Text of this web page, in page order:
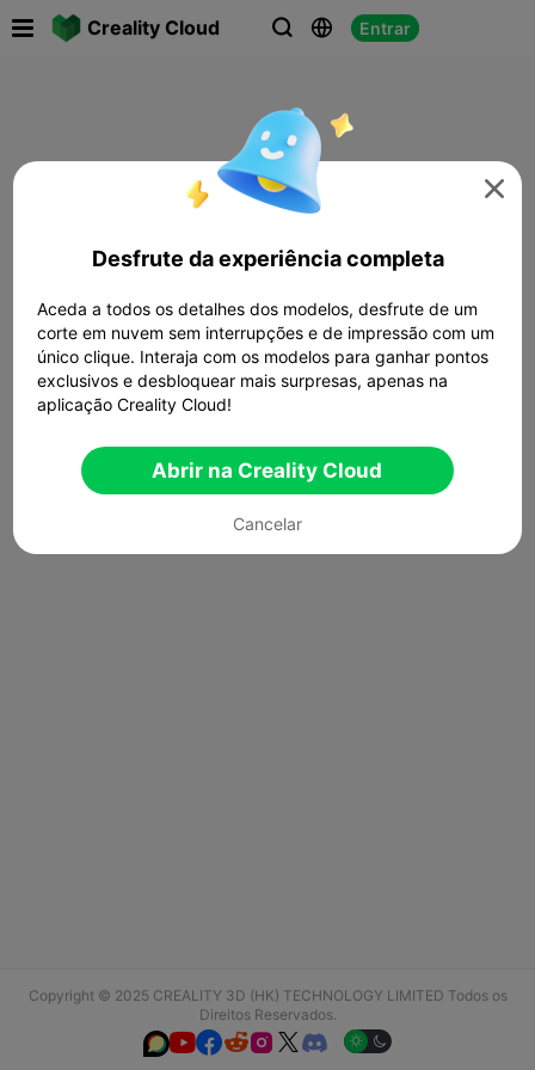
Creality Cloud   Entrar
Copyright © 2025 CREALITY 3D (HK) TECHNOLOGY LIMITED Todos os
Direitos Reservados.
  

Desfrute da experiência completa
Aceda a todos os detalhes dos modelos, desfrute de um
corte em nuvem sem interrupções e de impressão com um
único clique. Interaja com os modelos para ganhar pontos
exclusivos e desbloquear mais surpresas, apenas na
aplicação Creality Cloud!
Abrir na Creality Cloud
Cancelar